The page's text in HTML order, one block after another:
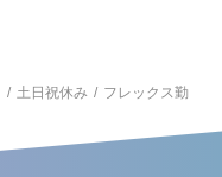
土日祝休み
フレックス勤